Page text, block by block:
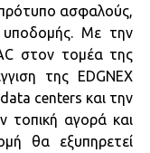
ασφαλούς,
υποδομής. Με την
στον τομέα της
της EDGNEX
centers και την
τοπική αγορά και
θα εξυπηρετεί